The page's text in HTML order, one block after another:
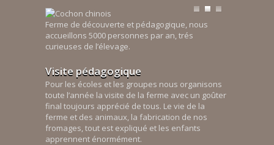
Ferme de découverte et pédagogique, nous
accueillons 5000 personnes par an, trés
curieuses de l’élevage.
Visite pédagogique
Pour les écoles et les groupes nous organisons
toute l’année la visite de la ferme avec un goûter
final toujours apprécié de tous. Le vie de la
ferme et des animaux, la fabrication de nos
fromages, tout est expliqué et les enfants
apprennent énormément.